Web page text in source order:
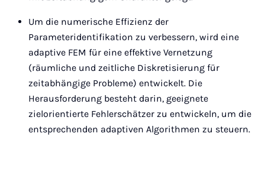
Um die numerische Effizienz der
Parameteridentifikation zu verbessern, wird eine
adaptive FEM für eine effektive Vernetzung
(räumliche und zeitliche Diskretisierung für
zeitabhängige Probleme) entwickelt. Die
Herausforderung besteht darin, geeignete
zielorientierte Fehlerschätzer zu entwickeln, um die
entsprechenden adaptiven Algorithmen zu steuern.